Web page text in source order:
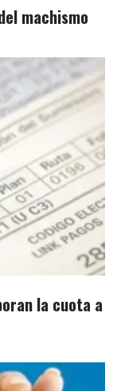
machismo
la cuota a